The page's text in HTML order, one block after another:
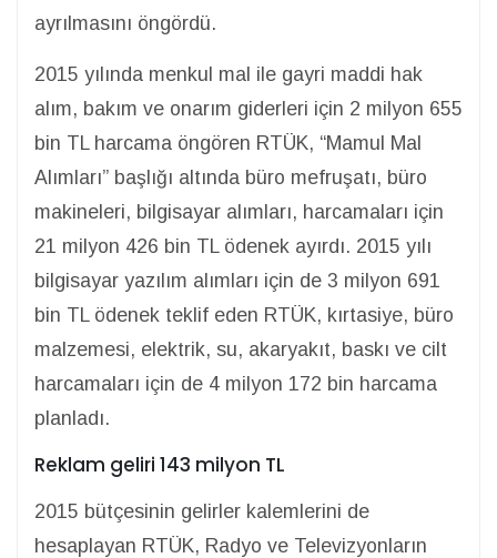
ayrılmasını öngördü.
2015 yılında menkul mal ile gayri maddi hak
alım, bakım ve onarım giderleri için 2 milyon 655
bin TL harcama öngören RTÜK, “Mamul Mal
Alımları” başlığı altında büro mefruşatı, büro
makineleri, bilgisayar alımları, harcamaları için
21 milyon 426 bin TL ödenek ayırdı. 2015 yılı
bilgisayar yazılım alımları için de 3 milyon 691
bin TL ödenek teklif eden RTÜK, kırtasiye, büro
malzemesi, elektrik, su, akaryakıt, baskı ve cilt
harcamaları için de 4 milyon 172 bin harcama
planladı.
Reklam geliri 143 milyon TL
2015 bütçesinin gelirler kalemlerini de
hesaplayan RTÜK, Radyo ve Televizyonların